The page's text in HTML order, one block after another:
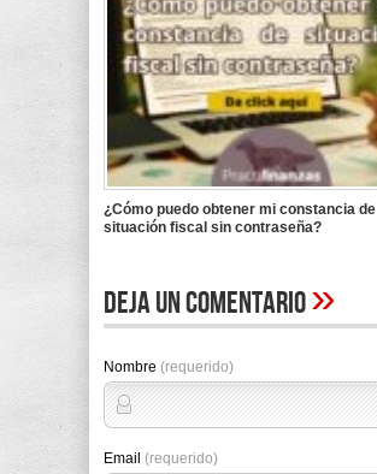
¿Cómo puedo obtener mi constancia de
situación fiscal sin contraseña?
Deja un comentario»
Nombre (requerido)
Email (requerido)